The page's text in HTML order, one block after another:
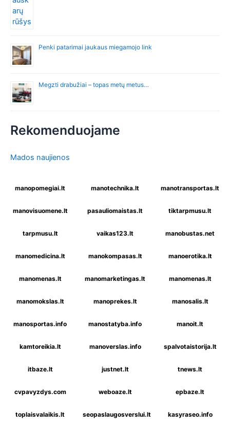
Penki patarimai jaukaus miegamojo link
Megzti drabužiai – topas metų metus…
Rekomenduojame
Mados naujienos
manopomegiai.lt manotechnika.lt manotransportas.lt
manovisuomene.lt pasauliomaistas.lt tiktarpmusu.lt
tarpmusu.lt vaikas123.lt manobustas.net
manomedicina.lt manokompasas.lt manoerotika.lt
manomenas.lt manomarketingas.lt manomenas.lt
manomokslas.lt manoprekes.lt manosalis.lt
manosportas.info manostatyba.info manoit.lt
kamtoreikia.lt manoverslas.info spalvotaistorija.lt
itbaze.lt justnet.lt tnews.lt
cvpavyzdys.com weboaze.lt epbaze.lt
toplaisvalaikis.lt seopaslaugosverslui.lt kasyraseo.info